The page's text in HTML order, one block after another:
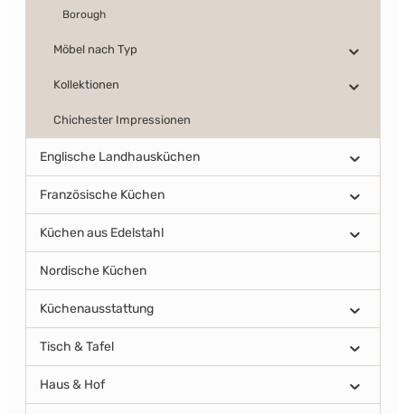
Borough
Möbel nach Typ
Kollektionen
Chichester Impressionen
Englische Landhausküchen
Französische Küchen
Küchen aus Edelstahl
Nordische Küchen
Küchenausstattung
Tisch & Tafel
Haus & Hof